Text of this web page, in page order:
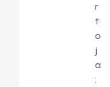
r
t
o
j
a
: